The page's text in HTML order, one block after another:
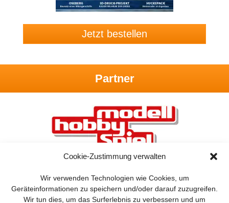
Cookie-Zustimmung verwalten
Wir verwenden Technologien wie Cookies, um
Geräteinformationen zu speichern und/oder darauf zuzugreifen.
Wir tun dies, um das Surferlebnis zu verbessern und um
Jetzt bestellen
Partner